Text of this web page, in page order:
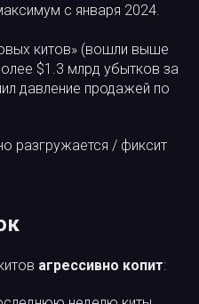
с января 2024.
китов» (вошли выше
$1.3 млрд убытков за
давление продажей по
разгружается / фиксит
агрессивно копит: